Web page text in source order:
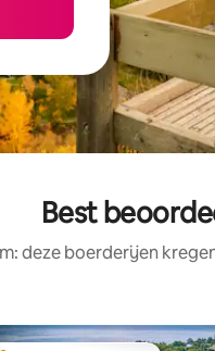
Best
deze boerderijen